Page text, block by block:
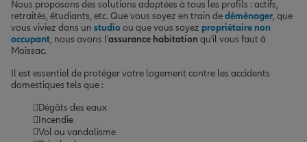
Nous proposons des solutions adaptées à tous les profils : actifs,
retraités, étudiants, etc. Que vous soyez en train dedéménager, que
vous viviez dans un studioou que vous soyez propriétaire non
occupant, nous avons l'assurance habitation qu'il vous faut à
Moissac.
Il est essentiel de protéger votre logement contre les accidents
domestiques tels que :
Dégâts des eaux
Incendie
Vol ou vandalisme